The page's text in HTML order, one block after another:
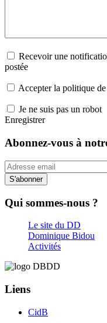
Recevoir une
postée
Accepter la politique
Je ne suis pas un robot
Enregistrer
Abonnez-vous à
S'abonner
Qui sommes-nous ?
Le site du DD
Dominique Bidou
Activités
Liens
CidB